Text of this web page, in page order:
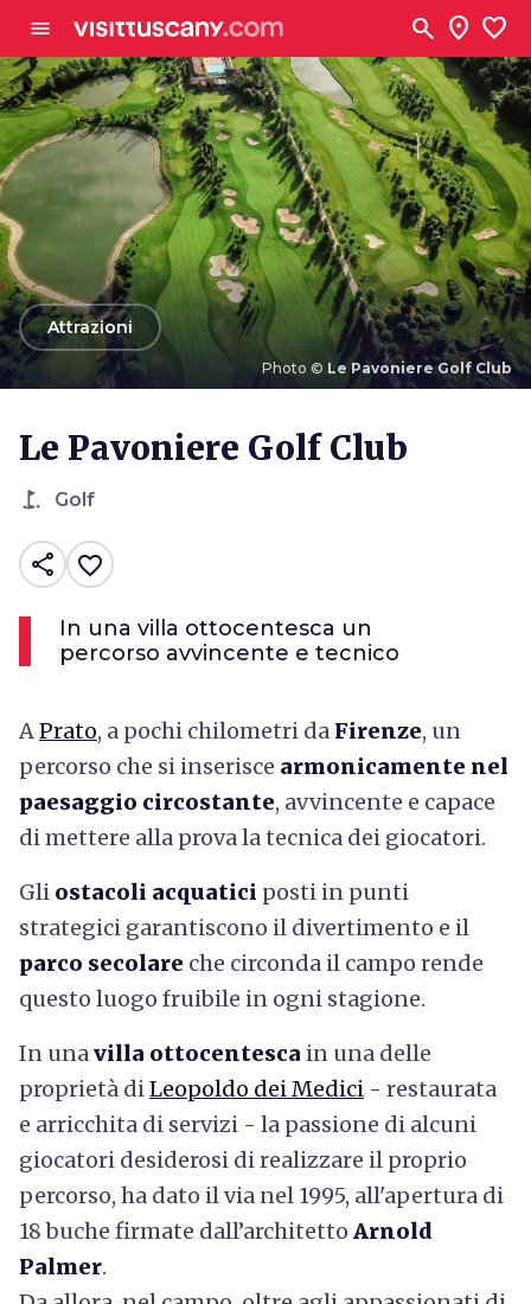
menu search location_on favorite
Photo © Le Pavoniere Golf Club
arrow_backAttrazioni
Le Pavoniere Golf Club
golf_course Golf
share favorite_border
In una villa ottocentesca un
percorso avvincente e tecnico
APrato, a pochi chilometri da Firenze, un
percorso che si inserisce armonicamente nel
paesaggio circostante, avvincente e capace
di mettere alla prova la tecnica dei giocatori.
Gli ostacoli acquatici posti in punti
strategici garantiscono il divertimento e il
parco secolare che circonda il campo rende
questo luogo fruibile in ogni stagione.
In unavilla ottocentesca in una delle
proprietà diLeopoldo dei Medici - restaurata
e arricchita di servizi - la passione di alcuni
giocatori desiderosi di realizzare il proprio
percorso, ha dato il via nel 1995, all'apertura di
18 buche firmate dall’architetto Arnold
Palmer.